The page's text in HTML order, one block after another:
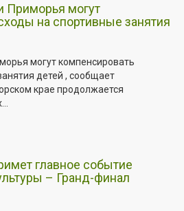
Приморья могут
на спортивные занятия
могут компенсировать
детей , сообщает
крае продолжается
главное событие
– Гранд-финал